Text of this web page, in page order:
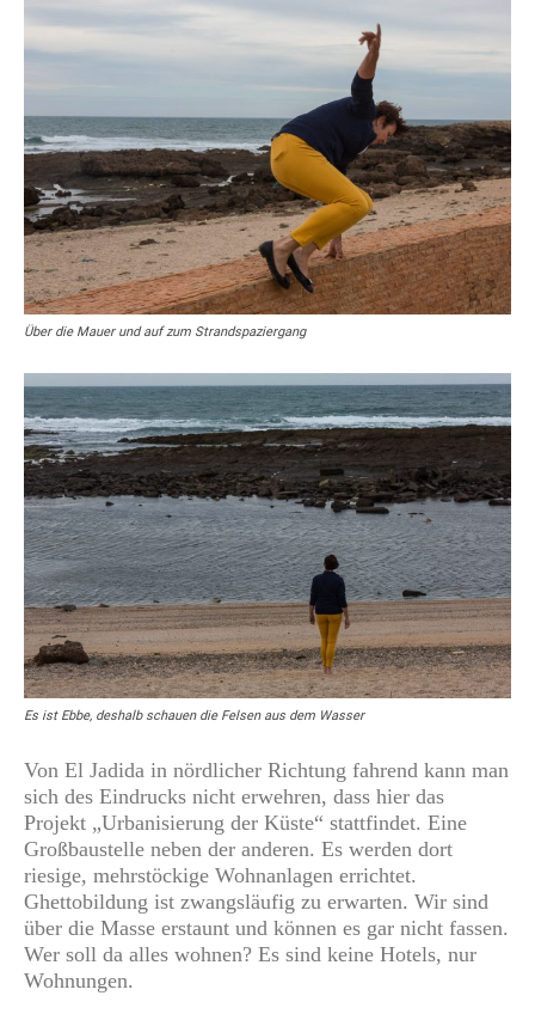
Über die Mauer und auf zum Strandspaziergang
Es ist Ebbe, deshalb schauen die Felsen aus dem Wasser
Von El Jadida in nördlicher Richtung fahrend kann man
sich des Eindrucks nicht erwehren, dass hier das
Projekt „Urbanisierung der Küste“ stattfindet. Eine
Großbaustelle neben der anderen. Es werden dort
riesige, mehrstöckige Wohnanlagen errichtet.
Ghettobildung ist zwangsläufig zu erwarten. Wir sind
über die Masse erstaunt und können es gar nicht fassen.
Wer soll da alles wohnen? Es sind keine Hotels, nur
Wohnungen.